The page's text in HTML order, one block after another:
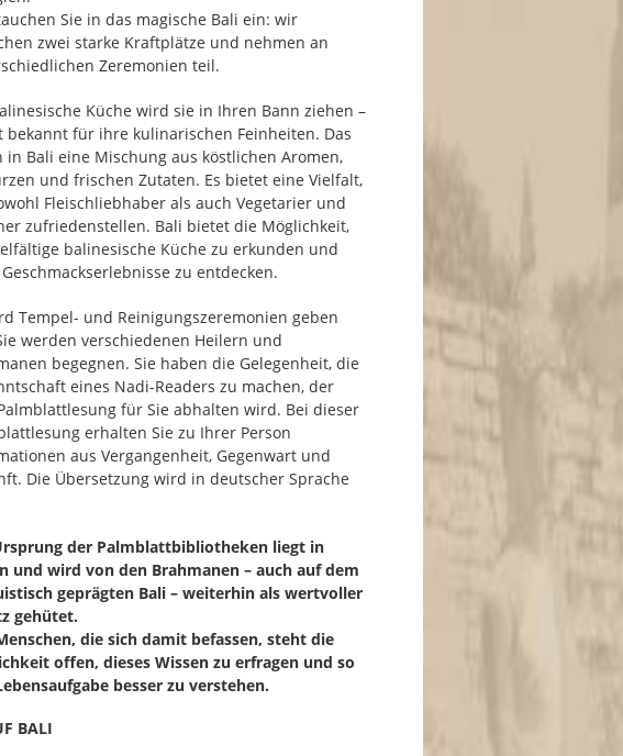
Sie in das magische Bali ein: wir
zwei starke Kraftplätze und nehmen an
Zeremonien teil.
Küche wird sie in Ihren Bann ziehen –
bekannt für ihre kulinarischen Feinheiten. Das
in Bali eine Mischung aus köstlichen Aromen,
und frischen Zutaten. Es bietet eine Vielfalt,
Fleischliebhaber als auch Vegetarier und
zufriedenstellen. Bali bietet die Möglichkeit,
balinesische Küche zu erkunden und
zu entdecken.
Tempel- und Reinigungszeremonien geben
werden verschiedenen Heilern und
begegnen. Sie haben die Gelegenheit, die
eines Nadi-Readers zu machen, der
für Sie abhalten wird. Bei dieser
erhalten Sie zu Ihrer Person
aus Vergangenheit, Gegenwart und
Die Übersetzung wird in deutscher Sprache
der Palmblattbibliotheken liegt in
und wird von den Brahmanen – auch auf dem
geprägten Bali – weiterhin als wertvoller
gehütet.
die sich damit befassen, steht die
offen, dieses Wissen zu erfragen und so
besser zu verstehen.
BALI